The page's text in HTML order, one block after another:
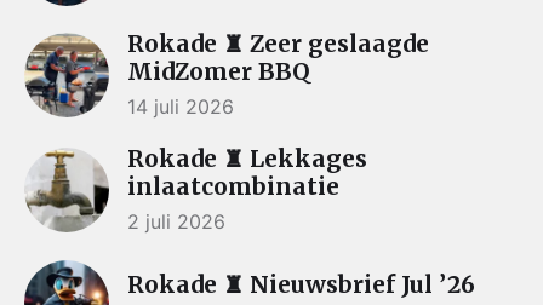
Rokade ♜ Zeer geslaagde
MidZomer BBQ
14 juli 2026
Rokade ♜ Lekkages
inlaatcombinatie
2 juli 2026
Rokade ♜ Nieuwsbrief Jul ’26